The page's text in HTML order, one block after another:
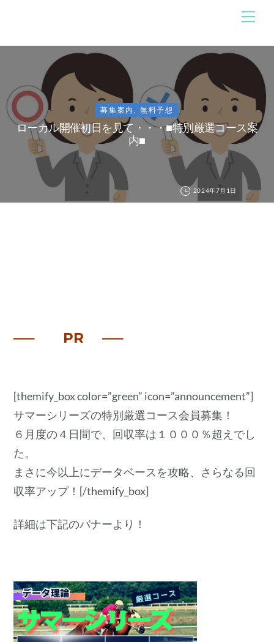
content
メ
ニ
ー
2024年7月1日
ローカル開催初日を見て・・・■特別厳選コース案
内■
募集案内, 無料予想
—– PR —–
[themify_box color=”green” icon=”announcement”]
サマーシリーズの特別厳選コース会員募集！
６月度の４日間で、回収率は１０００％超えでし
た。
まさに今以上にデータベースを攻略、さらなる回
収率アップ！[/themify_box]
詳細は下記のバナーより！